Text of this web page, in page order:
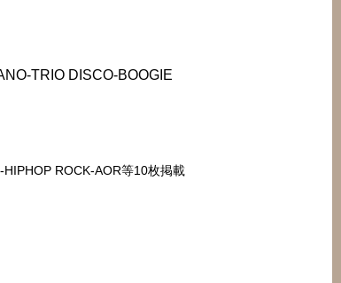
TRIO DISCO-BOOGIE
ROCK-AOR等10枚掲載